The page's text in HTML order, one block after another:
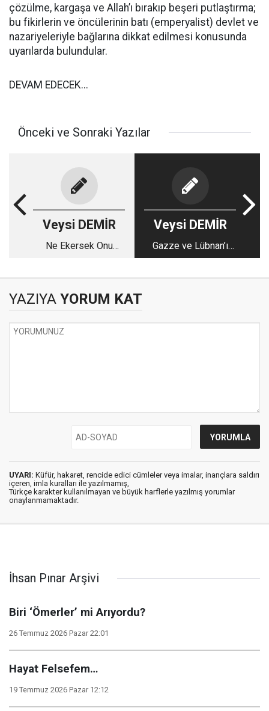
çözülme, kargaşa ve Allah’ı bırakıp beşeri putlaştırma;
bu fikirlerin ve öncülerinin batı (emperyalist) devlet ve
nazariyeleriyle bağlarına dikkat edilmesi konusunda
uyarılarda bulundular.
DEVAM EDECEK...
Önceki ve Sonraki Yazılar
Veysi DEMİR
Ne Ekersek Onu
Veysi DEMİR
Gazze ve Lübnan’ı
Unutmayalım!
YAZIYA YORUM KAT
UYARI: Küfür, hakaret, rencide edici cümleler veya imalar, inançlara saldırı
içeren, imla kuralları ile yazılmamış,
Türkçe karakter kullanılmayan ve büyük harflerle yazılmış yorumlar
onaylanmamaktadır.
İhsan Pınar Arşivi
Biri ‘Ömerler’ mi Arıyordu?
26 Temmuz 2026 Pazar 22:01
Hayat Felsefem…
19 Temmuz 2026 Pazar 12:12